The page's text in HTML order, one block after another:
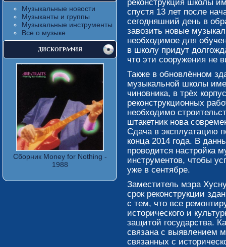
Музыкальные новости
Музыканты и группы
Музыкальные инструменты
Все о музыке
ДИСКОГРАФИЯ
Сборник Money for Nothing -
1988
реконструкция школы
спустя 13 лет после
сегодняшний день в
завозить новые
необходимое для
в школу придут
что эти сооружения не
Также в обновлённом
музыкальной школы
чиновника, в трёх
реконструкционных
необходимо
штакетник нова
Сдача в эксплуатацию
конца 2014 года. В
проводится настройка
инструментов, чтобы
уже в сентябре.
Заместитель мэра
срок реконструкции
с тем, что все
исторического и
защитой государства.
связана с выявлением
связанных с